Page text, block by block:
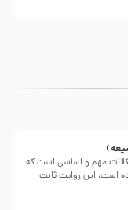
مهم و اساسی است که
است، این روایت ثابت